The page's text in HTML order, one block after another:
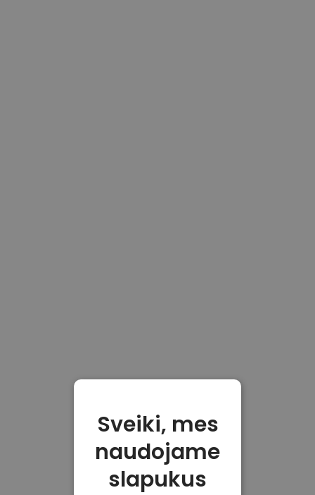
Sveiki, mes
naudojame
slapukus